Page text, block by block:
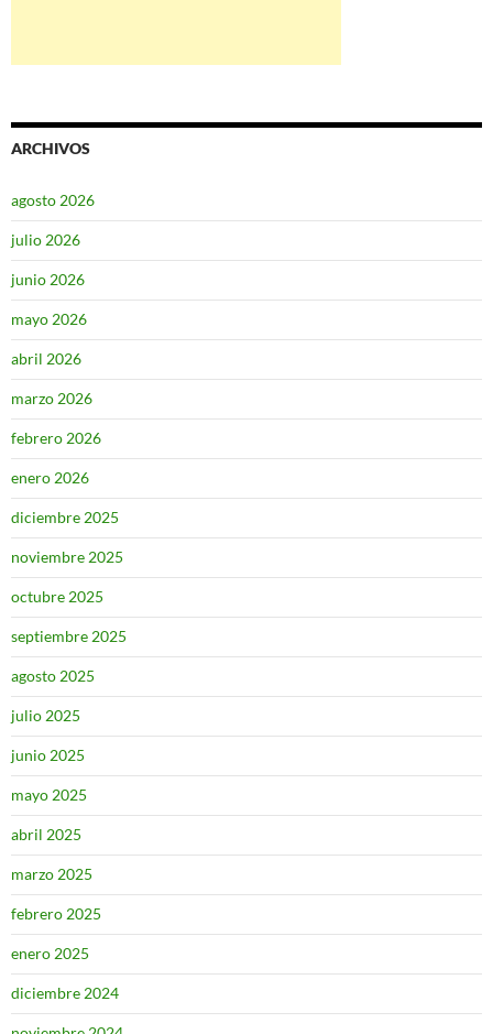
ARCHIVOS
agosto 2026
julio 2026
junio 2026
mayo 2026
abril 2026
marzo 2026
febrero 2026
enero 2026
diciembre 2025
noviembre 2025
octubre 2025
septiembre 2025
agosto 2025
julio 2025
junio 2025
mayo 2025
abril 2025
marzo 2025
febrero 2025
enero 2025
diciembre 2024